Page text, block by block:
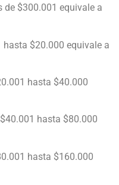
$300.001 equivale a
$20.000 equivale a
hasta $40.000
hasta $80.000
hasta $160.000